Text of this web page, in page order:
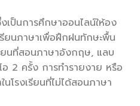
เป็นการศึกษาออนไลน์ให้อง
ยนภาษาเพื่อฝึกฝนทักษะพื้น
ยนที่สอนภาษาอังกฤษ, แลบ
2 ครั้ง การทำรายงาย หรือ
โรงเรียนที่ไม่ได้สอนภาษา